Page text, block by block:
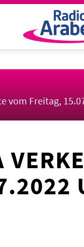
vom Freitag,